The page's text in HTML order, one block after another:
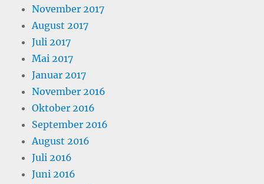
November 2017
August 2017
Juli 2017
Mai 2017
Januar 2017
November 2016
Oktober 2016
September 2016
August 2016
Juli 2016
Juni 2016